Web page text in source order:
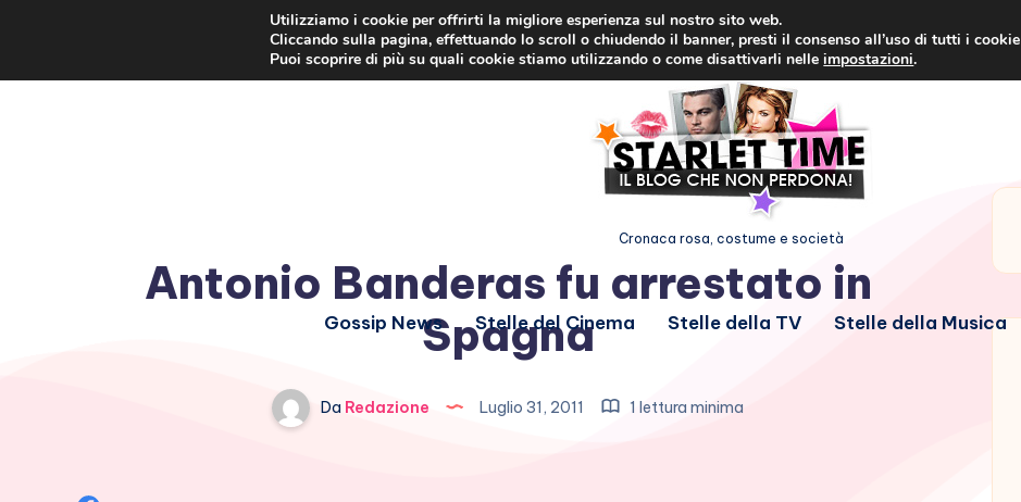
Cronaca rosa, costume e società
Gossip News Stelle del Cinema Stelle della TV Stelle della Musica
Antonio Banderas fu arrestato in
Spagna
Da Redazione Luglio 31, 2011 1 lettura minima
Utilizziamo i cookie per offrirti la migliore esperienza sul nostro sito web.
Cliccando sulla pagina, effettuando lo scroll o chiudendo il banner, presti il consenso all’uso di tutti i cookie
Puoi scoprire di più su quali cookie stiamo utilizzando o come disattivarli nelleimpostazioni.